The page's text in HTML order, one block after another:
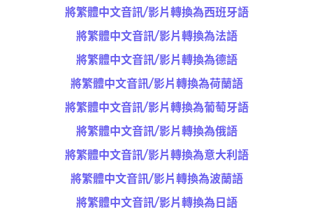
將繁體中文音訊/影片轉換為西班牙語
將繁體中文音訊/影片轉換為法語
將繁體中文音訊/影片轉換為德語
將繁體中文音訊/影片轉換為荷蘭語
將繁體中文音訊/影片轉換為葡萄牙語
將繁體中文音訊/影片轉換為俄語
將繁體中文音訊/影片轉換為意大利語
將繁體中文音訊/影片轉換為波蘭語
將繁體中文音訊/影片轉換為日語